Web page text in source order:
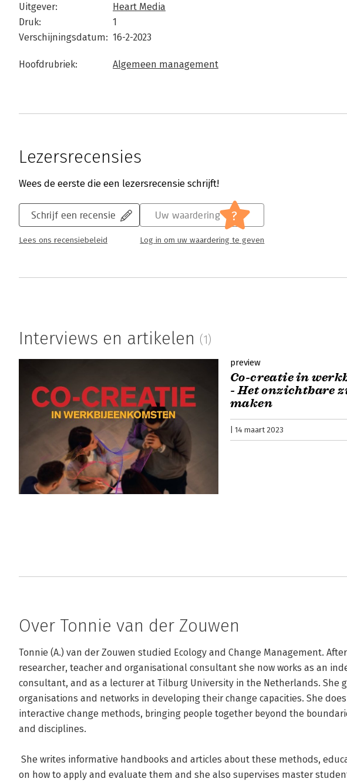
Uitgever:
Heart Media
Druk:
1
Verschijningsdatum: 16-2-2023
Hoofdrubriek: Algemeen management
Lezersrecensies
Wees de eerste die een lezersrecensie schrijft!
Schrijf een recensie
Lees ons recensiebeleid
Uw waardering ?
Log in om uw waardering te geven
Interviews en artikelen (1)
preview
Co-creatie in
- Het onzichtbare
maken
14 maart 2023
Over Tonnie van der Zouwen
Tonnie (A.) van der Zouwen studied Ecology and Change Management.
researcher, teacher and organisational consultant she now works as an
consultant, and as a lecturer at Tilburg University in the Netherlands. She
organisations and networks in developing their change capacities. She
interactive change methods, bringing people together beyond the
and disciplines.
on how to apply and evaluate them and she also supervises master